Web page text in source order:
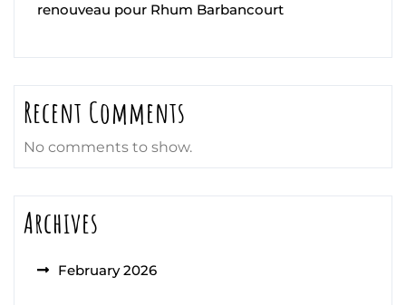
renouveau pour Rhum Barbancourt
Recent Comments
No comments to show.
Archives
February 2026